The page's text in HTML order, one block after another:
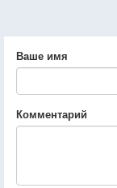
Ваше имя
Комментарий